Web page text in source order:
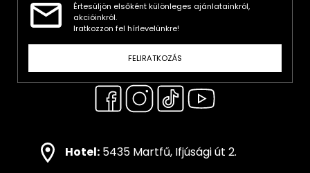
Értesüljön elsőként különleges ajánlatainkról,
akcióinkról.
Iratkozzon fel hírlevelünkre!
FELIRATKOZÁS
Hotel: 5435 Martfű, Ifjúsági út 2.